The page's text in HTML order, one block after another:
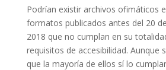
Podrían existir archivos ofimáticos
formatos publicados antes del 20
2018 que no cumplan en su
requisitos de accesibilidad. Aunque
que la mayoría de ellos sí lo